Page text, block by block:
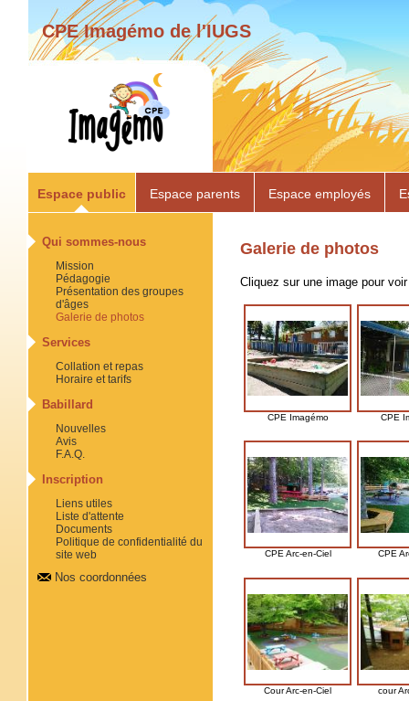
CPE Imagémo de l'IUGS
Espace public Espace parents Espace employés
Qui sommes-nous
Mission
Pédagogie
d'âges
Galerie de photos
Services
Collation et repas
Horaire et tarifs
Babillard
Nouvelles
Avis
F.A.Q.
Inscription
Liens utiles
Liste d'attente
Documents
site web
Nos coordonnées
Galerie de photos
Cliquez sur une image pour
CPE Imagémo CPE
CPE Arc-en-Ciel CPE
Cour Arc-en-Ciel cour